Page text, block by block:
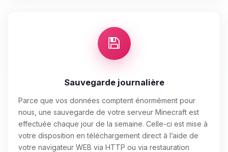
Sauvegarde journalière
Parce que vos données comptent énormément pour
nous, une sauvegarde de votre serveur Minecraft est
effectuée chaque jour de la semaine. Celle-ci est mise à
votre disposition en téléchargement direct à l’aide de
votre navigateur WEB via HTTP ou via restauration